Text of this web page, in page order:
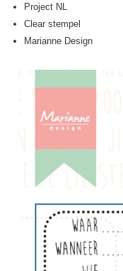
Project NL
Clear stempel
Marianne Design